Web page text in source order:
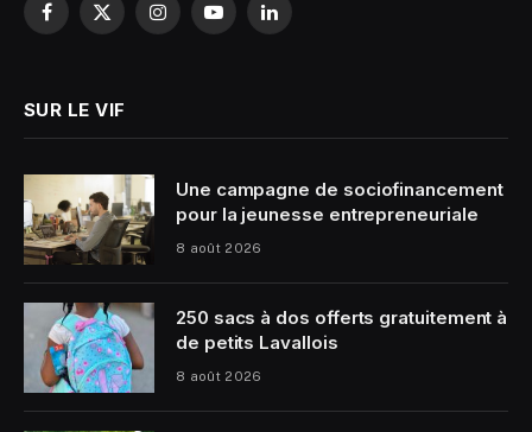
Facebook
X
InstagramYouTubeLinkedIn
SUR LE VIF
Une campagne de sociofinancement
pour la jeunesse entrepreneuriale
8 août 2026
250 sacs à dos offerts gratuitement à
de petits Lavallois
8 août 2026